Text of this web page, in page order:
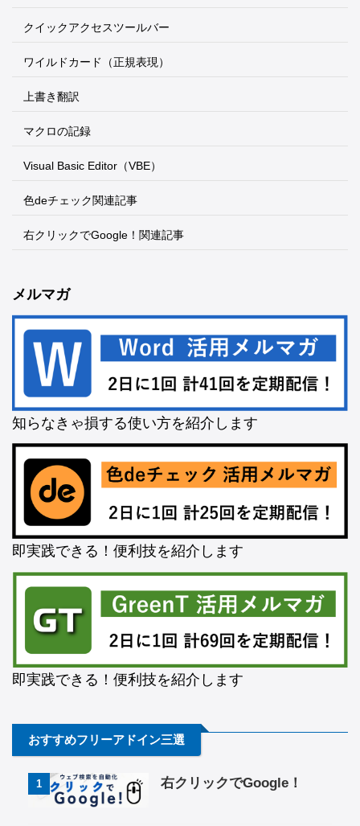
クイックアクセスツールバー
ワイルドカード（正規表現）
上書き翻訳
マクロの記録
Visual Basic Editor（VBE）
色deチェック関連記事
右クリックでGoogle！関連記事
メルマガ
知らなきゃ損する使い方を紹介します
即実践できる！便利技を紹介します
即実践できる！便利技を紹介します
おすすめフリーアドイン三選
1 右クリックでGoogle！